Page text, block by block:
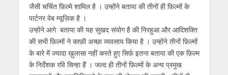
जैसी चर्चित फ़िल्मे शामिल है । उन्होंने बताया की तीनों ही फ़िल्मों के
पार्टनर वेब म्यूज़िक है ।
उन्होंने आगे बताया की यह सुखद संयोग है की निरहुआ और आदिशक्ति
की सभी फ़िल्मों ने काफ़ी अच्छा व्यवसाय किया है । उन्होंने तीनों फ़िल्मों
के बारे में ज़्यादा ख़ुलासा नहीं करते हुए सिर्फ़ इतना बताया की एक फ़िल्म
के निर्देशक रवि सिन्हा हैं । जल्द ही तीनों फ़िल्मों के अन्य प्रमुख